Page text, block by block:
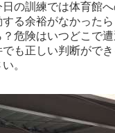
日の訓練では体育館
する余裕がなかった
？危険はいつどこで
でも正しい判断がで
。